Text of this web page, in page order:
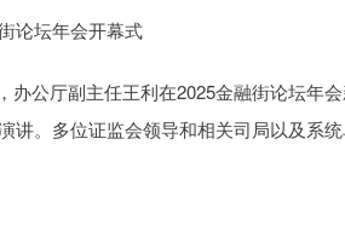
论坛年会开幕式
办公厅副主任王利在2025金融街论坛年
讲。多位证监会领导和相关司局以及系